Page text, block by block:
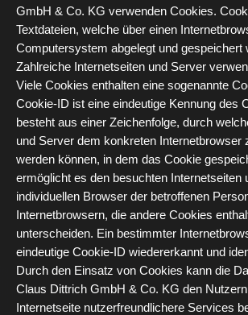
GmbH & Co. KG verwenden Cookies.
Textdateien, welche über einen
Computersystem abgelegt und gespeichert
Zahlreiche Internetseiten und Server
Viele Cookies enthalten eine sogenannte
Cookie-ID ist eine eindeutige Kennung des
besteht aus einer Zeichenfolge, durch
und Server dem konkreten Internetbrowser
werden können, in dem das Cookie
ermöglicht es den besuchten Internetseiten
individuellen Browser der betroffenen
Internetbrowsern, die andere Cookies
unterscheiden. Ein bestimmter
eindeutige Cookie-ID wiedererkannt und
Durch den Einsatz von Cookies kann die
Claus Dittrich GmbH & Co. KG den
Internetseite nutzerfreundlichere Services